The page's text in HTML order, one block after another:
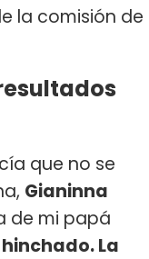
la comisión de
que no se
Gianinna
de mi papá
La